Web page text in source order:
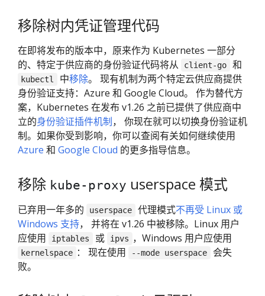
移除树内凭证管理代码
在即将发布的版本中，原来作为 Kubernetes 一部分
的、特定于供应商的身份验证代码将从
client-go 和
kubectl 中移除。 现有机制为两个特定云供应商提供
身份验证支持：Azure 和 Google Cloud。 作为替代方
案，Kubernetes 在发布 v1.26 之前已提供了供应商中
立的身份验证插件机制， 你现在就可以切换身份验证机
制。如果你受到影响，你可以查阅有关如何继续使用
Azure 和 Google Cloud 的更多指导信息。
移除 kube-proxy userspace 模式
已弃用一年多的 userspace 代理模式不再受 Linux 或
Windows 支持， 并将在 v1.26 中被移除。Linux 用户
应使用
iptables 或 ipvs ，Windows 用户应使用
kernelspace ： 现在使用 --mode userspace
会失
败。